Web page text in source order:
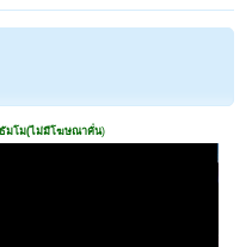
ธัมโม(ไม่มีโฆษณาคั่น)